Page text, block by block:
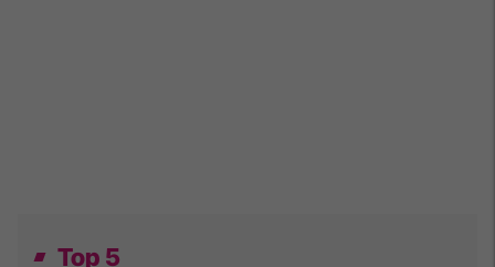
Top 5